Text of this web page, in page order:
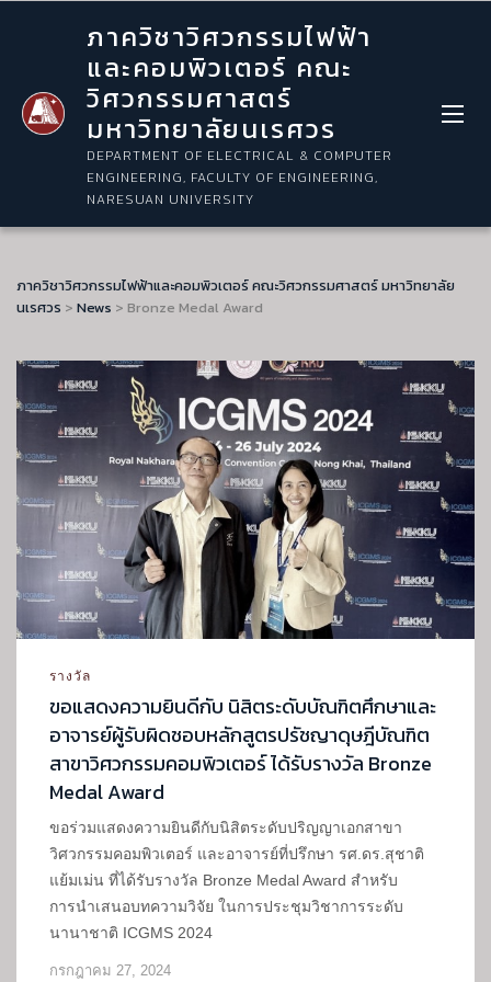
ภาควิชาวิศวกรรมไฟฟ้า
และคอมพิวเตอร์ คณะ
วิศวกรรมศาสตร์
มหาวิทยาลัยนเรศวร
DEPARTMENT OF ELECTRICAL & COMPUTER
ENGINEERING, FACULTY OF ENGINEERING,
NARESUAN UNIVERSITY
ภาควิชาวิศวกรรมไฟฟ้าและคอมพิวเตอร์ คณะวิศวกรรมศาสตร์ มหาวิทยาลัย
นเรศวร > News > Bronze Medal Award
รางวัล
ขอแสดงความยินดีกับ นิสิตระดับบัณฑิตศึกษาและ
อาจารย์ผู้รับผิดชอบหลักสูตรปรัชญาดุษฎีบัณฑิต
สาขาวิศวกรรมคอมพิวเตอร์ ได้รับรางวัล Bronze
Medal Award
ขอร่วมแสดงความยินดีกับนิสิตระดับปริญญาเอกสาขา
วิศวกรรมคอมพิวเตอร์ และอาจารย์ที่ปรึกษา รศ.ดร.สุชาติ
แย้มเม่น ที่ได้รับรางวัล Bronze Medal Award สำหรับ
การนำเสนอบทความวิจัย ในการประชุมวิชาการระดับ
นานาชาติ ICGMS 2024
กรกฎาคม 27, 2024